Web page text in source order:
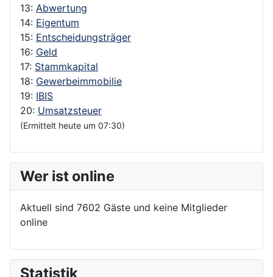
13: Abwertung
14: Eigentum
15: Entscheidungsträger
16: Geld
17: Stammkapital
18: Gewerbeimmobilie
19: IBIS
20: Umsatzsteuer
(Ermittelt heute um 07:30)
Wer ist online
Aktuell sind 7602 Gäste und keine Mitglieder
online
Statistik